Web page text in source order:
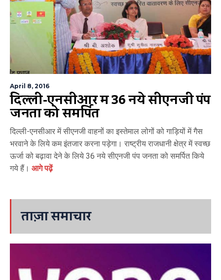
April 8, 2016
दिल्ली-एनसीआर में 36 नये सीएनजी पंप
जनता को समर्पित
दिल्ली-एनसीआर में सीएनजी वाहनों का इस्तेमाल लोगों को गाड़ियों में गैस
भरवाने के लिये कम इंतजार करना पड़ेगा। राष्ट्रीय राजधानी क्षेत्र में स्वच्छ
ऊर्जा को बढ़ावा देने के लिये 36 नये सीएनजी पंप जनता को समर्पित किये
गये हैं। आगे पढ़ें
ताज़ा समाचार